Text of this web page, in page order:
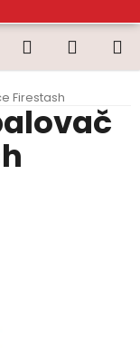
Hledat
KOŠÍK
Firestash